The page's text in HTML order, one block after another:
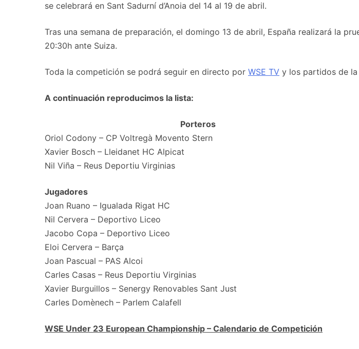
se celebrará en Sant Sadurní d’Anoia del 14 al 19 de abril.
Tras una semana de preparación, el domingo 13 de abril, España realizará la
20:30h ante Suiza.
Toda la competición se podrá seguir en directo por WSE TV y los partidos de
A continuación reproducimos la lista:
Porteros
Oriol Codony – CP Voltregà Movento Stern
Xavier Bosch – Lleidanet HC Alpicat
Nil Viña – Reus Deportiu Virginias
Jugadores
Joan Ruano – Igualada Rigat HC
Nil Cervera – Deportivo Liceo
Jacobo Copa – Deportivo Liceo
Eloi Cervera – Barça
Joan Pascual – PAS Alcoi
Carles Casas – Reus Deportiu Virginias
Xavier Burguillos – Senergy Renovables Sant Just
Carles Domènech – Parlem Calafell
WSE Under 23 European Championship – Calendario de Competición